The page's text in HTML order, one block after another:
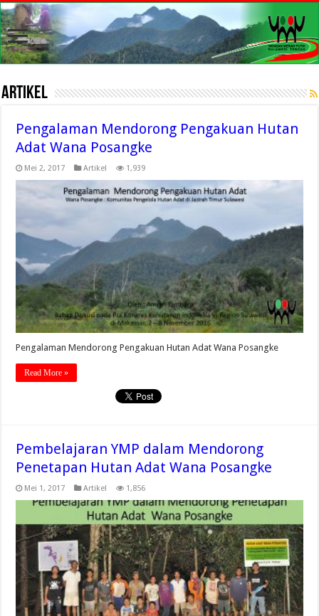
Artikel
Pengalaman Mendorong Pengakuan Hutan
Adat Wana Posangke
Mei 2, 2017 Artikel 1,939
Pengalaman Mendorong Pengakuan Hutan Adat Wana Posangke
Read More »
Pembelajaran YMP dalam Mendorong
Penetapan Hutan Adat Wana Posangke
Mei 1, 2017 Artikel 1,856